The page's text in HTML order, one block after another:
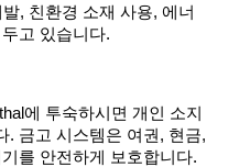
, 친환경 소재 사용, 에너
고 있습니다.
에 투숙하시면 개인 소지
. 금고 시스템은 여권, 현금,
를 안전하게 보호합니다.